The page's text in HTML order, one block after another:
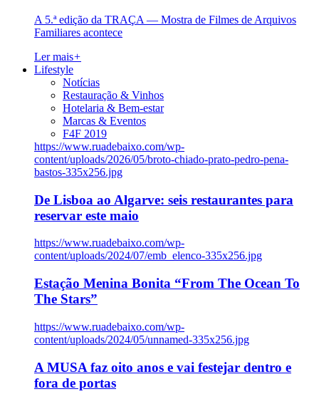
A 5.ª edição da TRAÇA — Mostra de Filmes de Arquivos
Familiares acontece
Ler mais+
Lifestyle
Notícias
Restauração & Vinhos
Hotelaria & Bem-estar
Marcas & Eventos
F4F 2019
https://www.ruadebaixo.com/wp-
content/uploads/2026/05/broto-chiado-prato-pedro-pena-
bastos-335x256.jpg
De Lisboa ao Algarve: seis restaurantes para
reservar este maio
https://www.ruadebaixo.com/wp-
content/uploads/2024/07/emb_elenco-335x256.jpg
Estação Menina Bonita “From The Ocean To
The Stars”
https://www.ruadebaixo.com/wp-
content/uploads/2024/05/unnamed-335x256.jpg
A MUSA faz oito anos e vai festejar dentro e
fora de portas